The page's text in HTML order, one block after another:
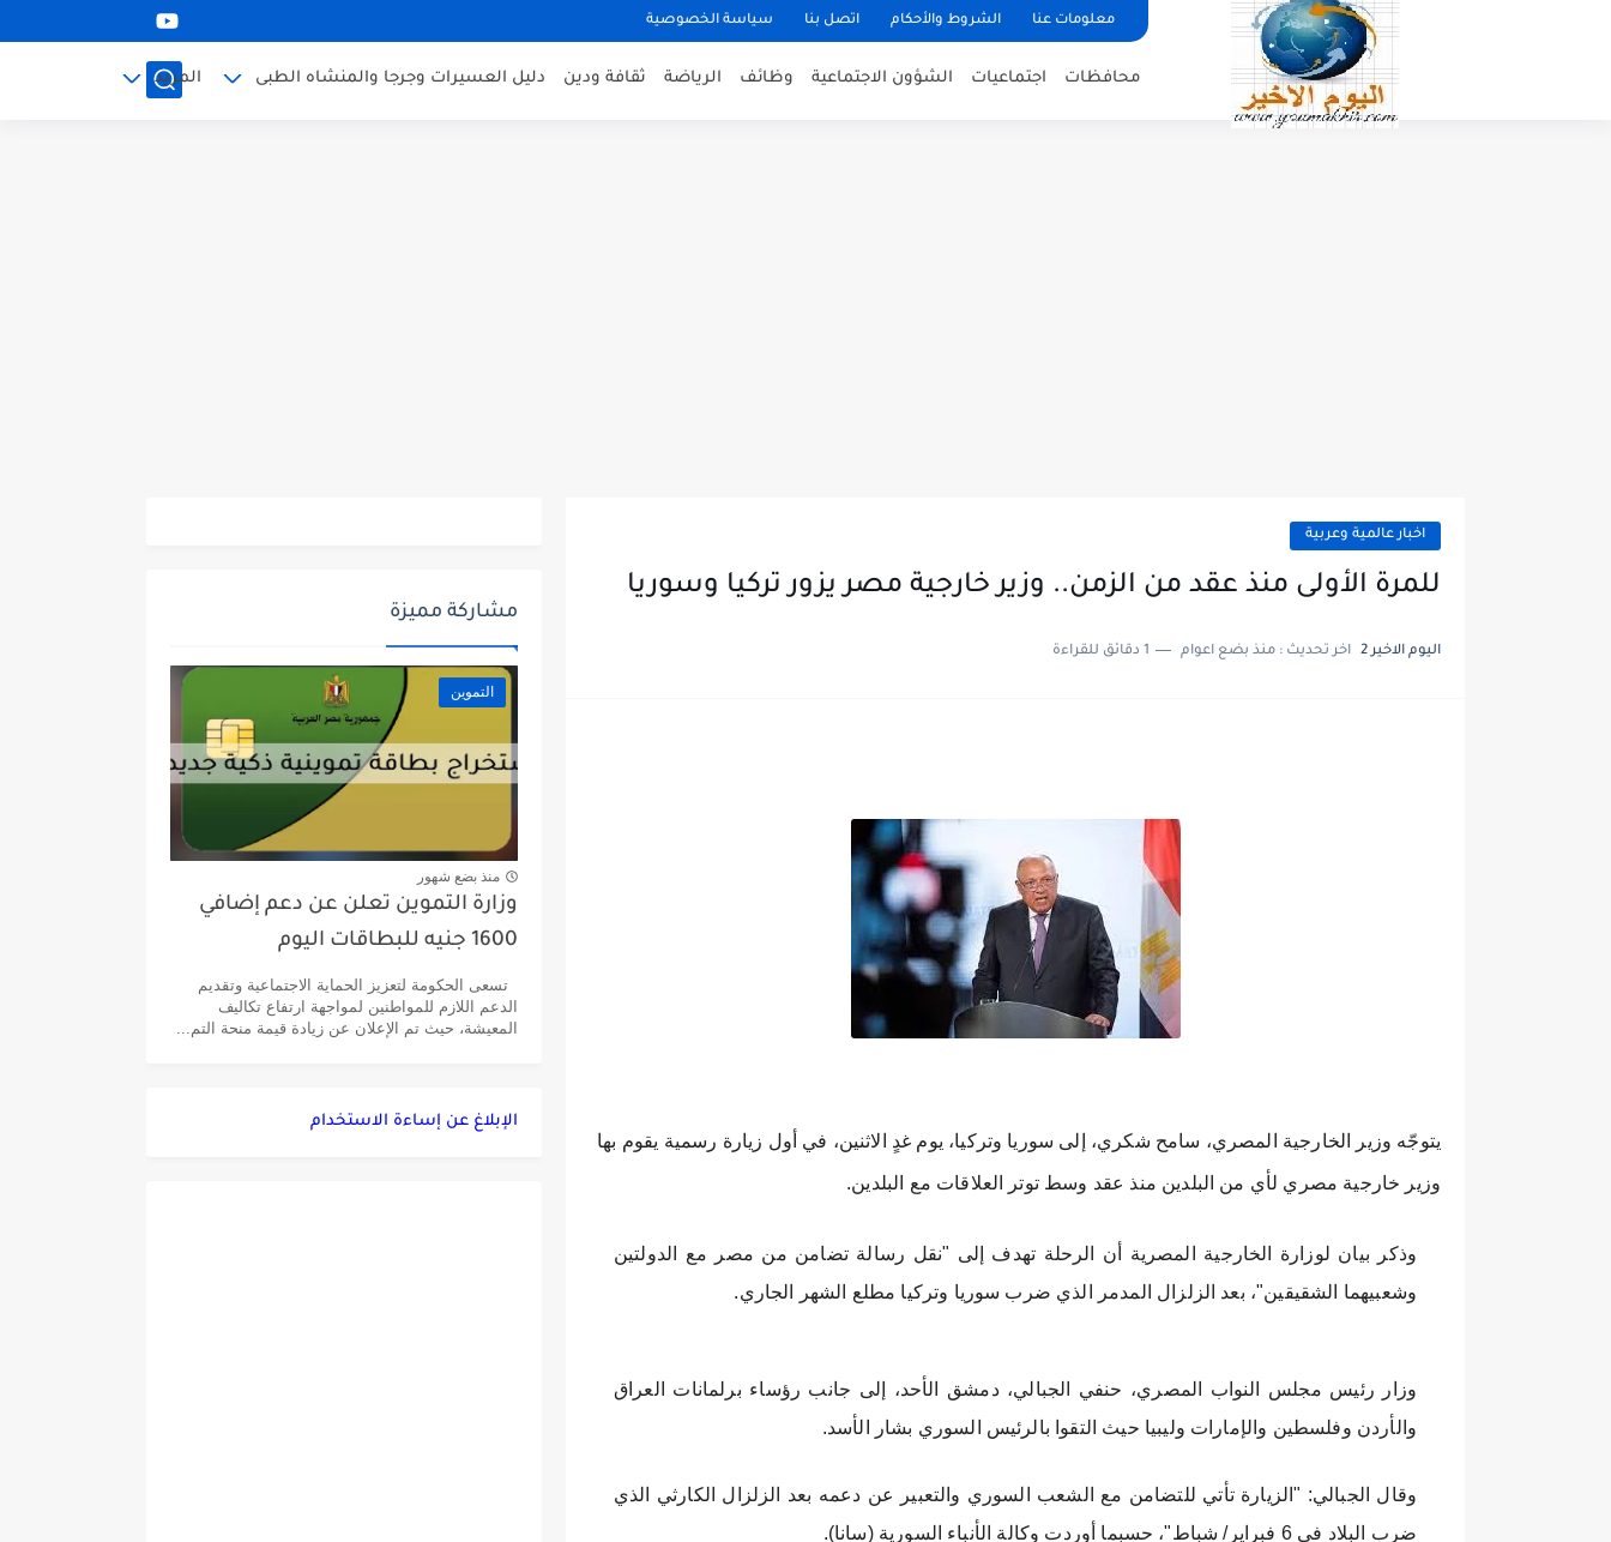
معلومات عنا الشروط والأحكام اتصل بنا سياسة الخصوصية
محافظات اجتماعيات الشؤون الاجتماعية وظائف الرياضة ثقافة ودين دليل العسيرات وجرجا والمنشاه الطبى المزيد
اخبار عالمية وعربية
للمرة الأولى منذ عقد من الزمن.. وزير خارجية مصر يزور تركيا وسوريا
اليوم الاخير 2 اخر تحديث : منذ بضع اعوام 1 دقائق للقراءة
يتوجّه وزير الخارجية المصري، سامح شكري، إلى سوريا وتركيا، يوم غدٍ الاثنين، في أول زيارة رسمية يقوم بها
وزير خارجية مصري لأي من البلدين منذ عقد وسط توتر العلاقات مع البلدين.
وذكر بيان لوزارة الخارجية المصرية أن الرحلة تهدف إلى "نقل رسالة تضامن من مصر مع الدولتين
وشعبيهما الشقيقين"، بعد الزلزال المدمر الذي ضرب سوريا وتركيا مطلع الشهر الجاري.
وزار رئيس مجلس النواب المصري، حنفي الجبالي، دمشق الأحد، إلى جانب رؤساء برلمانات العراق
والأردن وفلسطين والإمارات وليبيا حيث التقوا بالرئيس السوري بشار الأسد.
وقال الجبالي: "الزيارة تأتي للتضامن مع الشعب السوري والتعبير عن دعمه بعد الزلزال الكارثي الذي
ضرب البلاد في 6 فبراير/ شباط"، حسبما أوردت وكالة الأنباء السورية (سانا).
مشاركة مميزة
التموين
منذ بضع شهور
وزارة التموين تعلن عن دعم إضافي
1600 جنيه للبطاقات اليوم
تسعى الحكومة لتعزيز الحماية الاجتماعية وتقديم
الدعم اللازم للمواطنين لمواجهة ارتفاع تكاليف
المعيشة، حيث تم الإعلان عن زيادة قيمة منحة التم...
الإبلاغ عن إساءة الاستخدام